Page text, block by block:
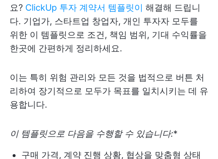
요? ClickUp 투자 계약서 템플릿이 해결해 드립니
다. 기업가, 스타트업 창업자, 개인 투자자 모두를
위한 이 템플릿으로 조건, 책임 범위, 기대 수익률을
한곳에 간편하게 정리하세요.
이는 특히 위험 관리와 모든 것을 법적으로 버튼 처
리하여 장기적으로 모두가 목표를 일치시키는 데 유
용합니다.
이 템플릿으로 다음을 수행할 수 있습니다:*
구매 가격, 계약 진행 상황, 협상을 맞춤형 상태